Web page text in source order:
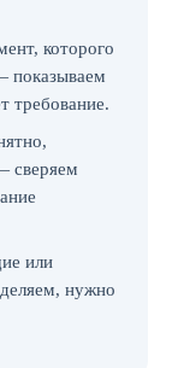
которого
показываем
требование.
сверяем
или
нужно